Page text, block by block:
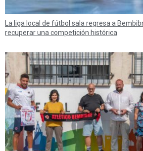
La liga local de fútbol sala regresa a
recuperar una competición histórica